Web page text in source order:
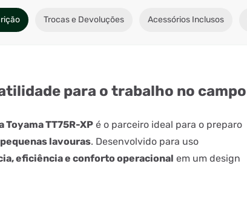
Trocas e Devoluções Acessórios Inclusos
para o trabalho no campo
TT75R-XP é o parceiro ideal para o preparo
lavouras. Desenvolvido para uso
eficiência e conforto operacional em um design